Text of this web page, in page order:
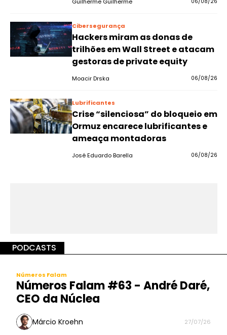
Cibersegurança
Hackers miram as donas de
trilhões em Wall Street e atacam
gestoras de private equity
Moacir Drska 06/08/26
Lubrificantes
Crise “silenciosa” do bloqueio em
Ormuz encarece lubrificantes e
ameaça montadoras
José Eduardo Barella 06/08/26
PODCASTS
Números Falam
Números Falam #63 - André Daré,
CEO da Núclea
Márcio Kroehn 27/07/26